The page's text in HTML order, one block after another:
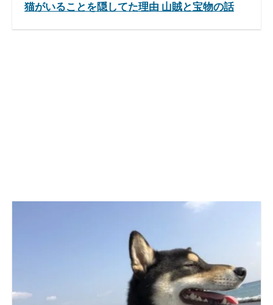
猫がいることを隠してた理由 山賊と宝物の話